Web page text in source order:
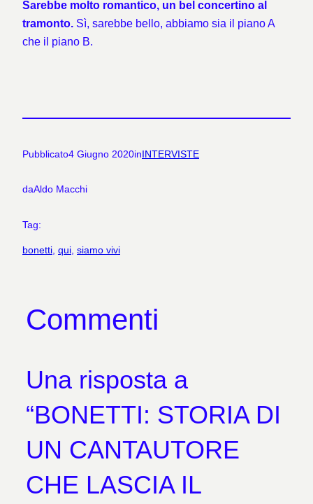
Sarebbe molto romantico, un bel concertino al
tramonto. Sì, sarebbe bello, abbiamo sia il piano A
che il piano B.
Pubblicato4 Giugno 2020inINTERVISTE
daAldo Macchi
Tag:
bonetti qui siamo vivi
Commenti
Una risposta a
“BONETTI: STORIA DI
UN CANTAUTORE
CHE LASCIA IL